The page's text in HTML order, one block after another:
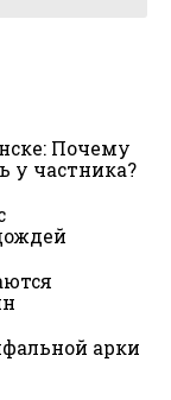
Почему
у частника?
арки